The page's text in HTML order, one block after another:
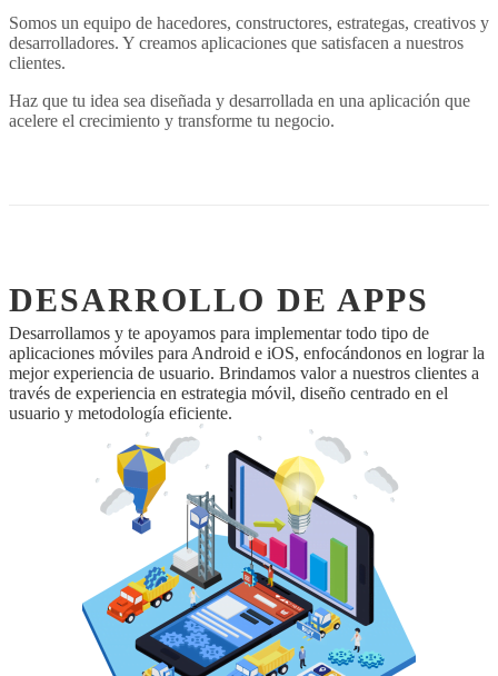
MARKETING DIGITAL
EXCEL-VBA
Somos un equipo de hacedores, constructores, estrategas, creativos y
desarrolladores. Y creamos aplicaciones que satisfacen a nuestros
clientes.
Haz que tu idea sea diseñada y desarrollada en una aplicación que
acelere el crecimiento y transforme tu negocio.
DESARROLLO DE APPS
Desarrollamos y te apoyamos para implementar todo tipo de
aplicaciones móviles para Android e iOS, enfocándonos en lograr la
mejor experiencia de usuario. Brindamos valor a nuestros clientes a
través de experiencia en estrategia móvil, diseño centrado en el
usuario y metodología eficiente.